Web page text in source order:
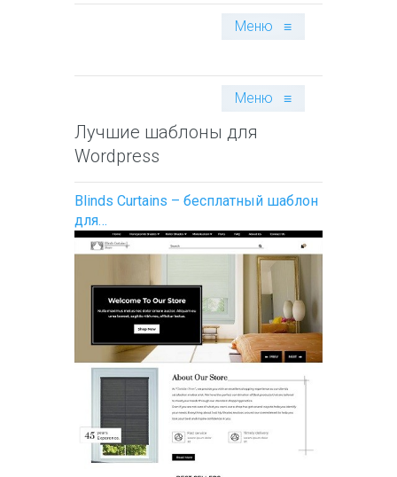
Меню ≡
Меню ≡
Лучшие шаблоны для
Wordpress
Blinds Curtains – бесплатный шаблон
для…